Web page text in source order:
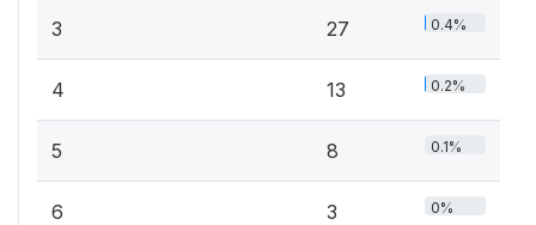
3 27 0.4%
4 13 0.2%
5 8 0.1%
6 3 0%